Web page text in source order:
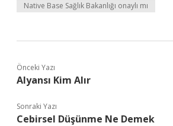
Native Base Sağlık Bakanlığı onaylı mı
Önceki Yazı
Alyansı Kim Alır
Sonraki Yazı
Cebirsel Düşünme Ne Demek